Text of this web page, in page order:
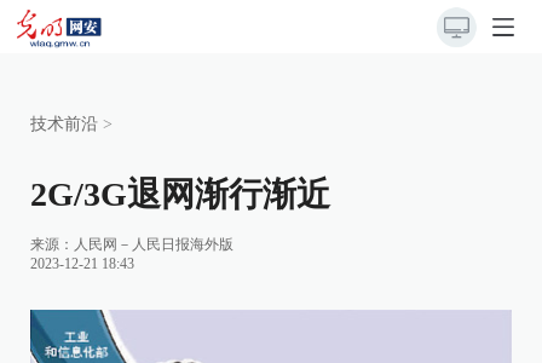
技术前沿 >
2G/3G退网渐行渐近
来源： 人民网－人民日报海外版
2023-12-21 18:43